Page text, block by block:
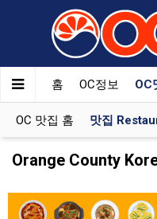
홈 OC정보 OC
OC 맛집 홈 맛집
Orange County